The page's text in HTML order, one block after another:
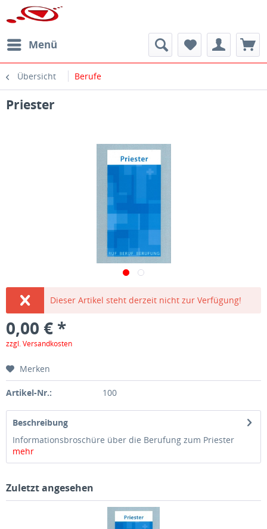
Menü
Übersicht Berufe
Priester
Dieser Artikel steht derzeit nicht zur Verfügung!
0,00 € *
zzgl. Versandkosten
Merken
Artikel-Nr.: 100
Beschreibung
Informationsbroschüre über die Berufung zum Priester
mehr
Zuletzt angesehen